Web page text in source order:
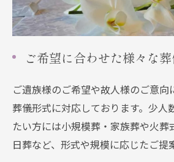
ご希望に合わせた様々な
ご遺族様のご希望や故人様のご意向
葬儀形式に対応しております。少人
たい方には小規模葬・家族葬や火
日葬など、形式や規模に応じたご提